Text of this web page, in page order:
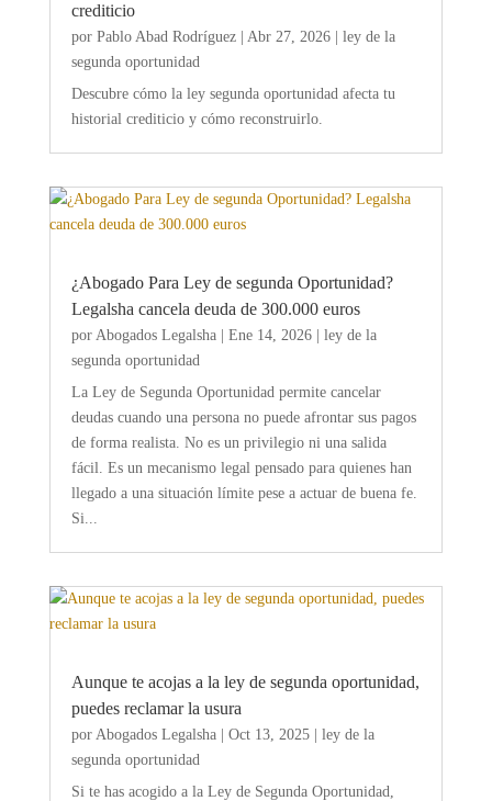
crediticio
por Pablo Abad Rodríguez| Abr 27, 2026| ley de la
segunda oportunidad
Descubre cómo la ley segunda oportunidad afecta tu
historial crediticio y cómo reconstruirlo.
¿Abogado Para Ley de segunda Oportunidad?
Legalsha cancela deuda de 300.000 euros
por Abogados Legalsha| Ene 14, 2026| ley de la
segunda oportunidad
La Ley de Segunda Oportunidad permite cancelar
deudas cuando una persona no puede afrontar sus pagos
de forma realista. No es un privilegio ni una salida
fácil. Es un mecanismo legal pensado para quienes han
llegado a una situación límite pese a actuar de buena fe.
Si...
Aunque te acojas a la ley de segunda oportunidad,
puedes reclamar la usura
por Abogados Legalsha| Oct 13, 2025| ley de la
segunda oportunidad
Si te has acogido a la Ley de Segunda Oportunidad,